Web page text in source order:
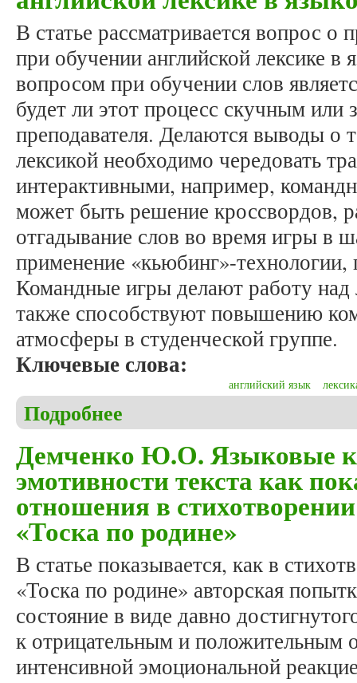
В статье рассматривается вопрос
при обучении английской лексике
вопросом при обучении слов
будет ли этот процесс скучным или
преподавателя. Делаются выводы о
лексикой необходимо чередовать
интерактивными, например,
может быть решение кроссвордов,
отгадывание слов во время игры в
применение «кьюбинг»-технологии,
Командные игры делают работу над
также способствуют повышению
атмосферы в студенческой группе.
Ключевые слова:
английский язык
Подробнее
Демченко Ю.О. Языковые
эмотивности текста как
отношения в
«Тоска по родине»
В статье показывается, как в
«Тоска по родине» авторская
состояние в виде давно
к отрицательным и положительным
интенсивной эмоциональной